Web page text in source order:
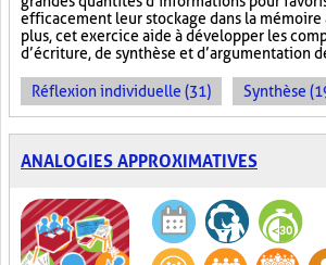
efficacement leur stockage dans la mémoire
plus, cet exercice aide à développer les
d’écriture, de synthèse et d’argumentation
Réflexion individuelle (31) Synthèse
ANALOGIES APPROXIMATIVES